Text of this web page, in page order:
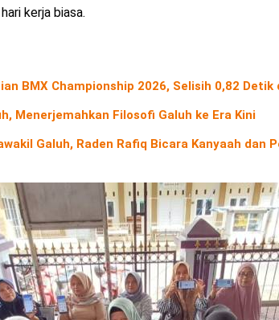
kerja biasa.
BMX Championship 2026, Selisih 0,82 Detik
Menerjemahkan Filosofi Galuh ke Era Kini
Galuh, Raden Rafiq Bicara Kanyaah dan